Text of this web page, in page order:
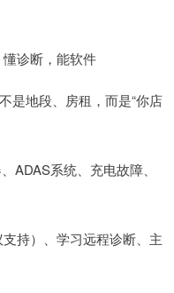
诊断，能软件
是地段、房租，而是“你店
ADAS系统、充电故障、
持）、学习远程诊断、主